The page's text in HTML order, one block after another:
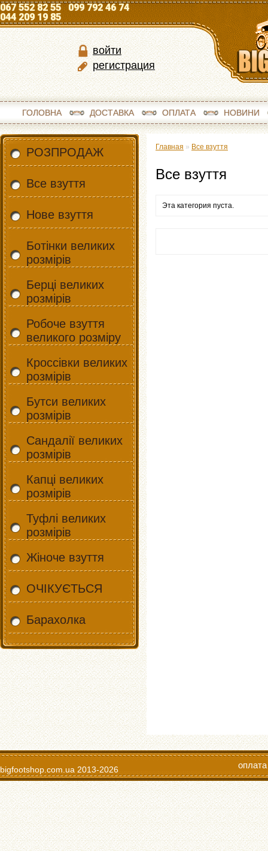
067 552 82 55 099 792 46 74
044 209 19 85
войти
регистрация
ГОЛОВНА ДОСТАВКА ОПЛАТА НОВИНИ
РОЗПРОДАЖ
Все взуття
Нове взуття
Ботінки великих
розмірів
Берці великих
розмірів
Робоче взуття
великого розміру
Кроссівки великих
розмірів
Бутси великих
розмірів
Сандалії великих
розмірів
Капці великих
розмірів
Туфлі великих
розмірів
Жіноче взуття
ОЧІКУЄТЬСЯ
Барахолка
Главная » Все взуття
Все взуття
Эта категория пуста.
bigfootshop.com.ua 2013-2026 оплата